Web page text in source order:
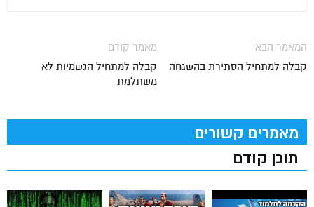
מאמר קודם
קבלה למתחיל הגשמיות לא
משתלמת
המאמר הבא
קבלה למתחיל הסתירת בהשגחה
מאמרים קשורים
תוכן קודם